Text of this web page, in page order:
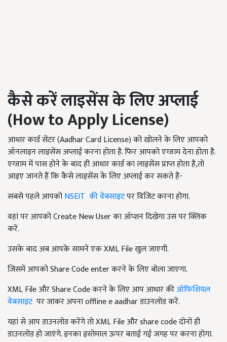
कैसे करें लाइसेंस के लिए अप्लाई
(How to Apply License)
आधार कार्ड सेंटर (Aadhar Card License) को खोलने के लिए आपको
ऑनलाइन लाइसेंस अप्लाई करना होता है. फिर आपको एग्जाम देना होता है.
एग्जाम में पास होने के बाद ही आधार कार्ड का लाइसेंस प्राप्त होता है,तो
आइए जानते हैं कि कैसे लाइसेंस के लिए अप्लाई कर सकते हैं-
सबसे पहले आपकोNSEIT की वेबसाइटपर विजिट करना होगा.
वहां पर आपको Create New User का ऑप्शन दिखेगा उस पर क्लिक
करें.
उसके बाद अब आपके सामने एक XML File खुल जाएगी.
जिसमें आपको Share Code enter करने के लिए बोला जाएगा.
XML File और Share Code करने के लिए आप आधार कीऑफिशियल
वेबसाइट पर जाकर अपनाoffline e aadhar डाउनलोड करें.
यहां से आप डाउनलोड करेंगे तो XML File और share code दोनों ही
डाउनलोड हो जाएंगे. इनका इस्तेमाल ऊपर बताई गई जगह पर करना होगा.